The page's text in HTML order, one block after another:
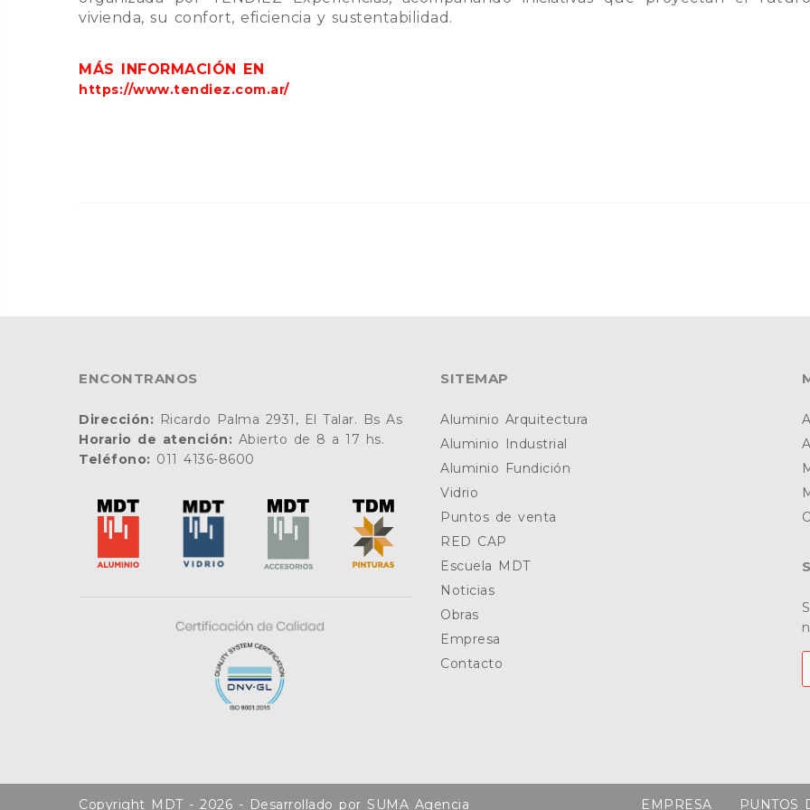
vivienda, su confort, eficiencia y sustentabilidad.
MÁS INFORMACIÓN EN
https://www.tendiez.com.ar/
ENCONTRANOS
Dirección: Ricardo Palma 2931, El Talar. Bs As
Horario de atención: Abierto de 8 a 17 hs.
Teléfono: 011 4136-8600
SITEMAP
Aluminio Arquitectura
Aluminio Industrial
Aluminio Fundición
Vidrio
Puntos de venta
RED CAP
Escuela MDT
Noticias
Obras
Empresa
Contacto
Copyright MDT - 2026 - Desarrollado por SUMA Agencia EMPRESA PUNTOS